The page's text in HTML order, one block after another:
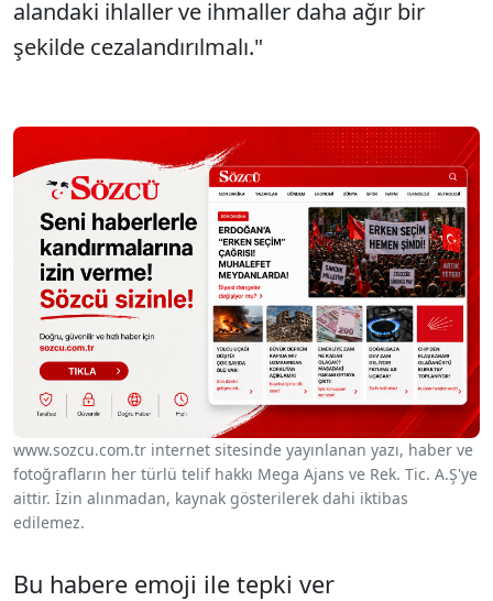
alandaki ihlaller ve ihmaller daha ağır bir
şekilde cezalandırılmalı."
www.sozcu.com.tr internet sitesinde yayınlanan yazı, haber ve
fotoğrafların her türlü telif hakkı Mega Ajans ve Rek. Tic. A.Ş'ye
aittir. İzin alınmadan, kaynak gösterilerek dahi iktibas
edilemez.
Bu habere emoji ile tepki ver